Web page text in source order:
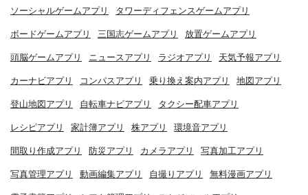
ソーシャルゲームアプリ タワーディフェンスゲームアプリ
ボードゲームアプリ 三国志ゲームアプリ 放置ゲームアプリ
頭脳ゲームアプリ ニュースアプリ ラジオアプリ 天気予報アプリ
カーナビアプリ コンパスアプリ 乗り換え案内アプリ 地図アプリ
登山地図アプリ 自転車ナビアプリ タクシー配車アプリ
レシピアプリ 家計簿アプリ 株アプリ 環境音アプリ
間取り作成アプリ 防災アプリ カメラアプリ 写真加工アプリ
写真管理アプリ 動画編集アプリ 自撮りアプリ 無料漫画アプリ